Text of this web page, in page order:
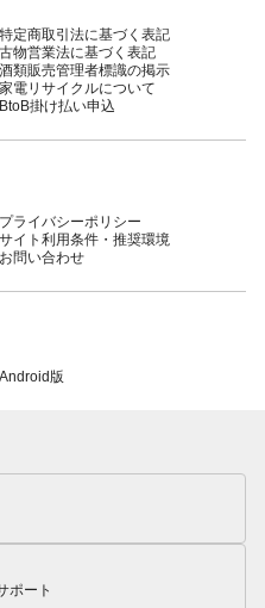
特定商取引法に基づく表記
古物営業法に基づく表記
酒類販売管理者標識の掲示
家電リサイクルについて
BtoB掛け払い申込
プライバシーポリシー
サイト利用条件・推奨環境
お問い合わせ
Android版
ポート